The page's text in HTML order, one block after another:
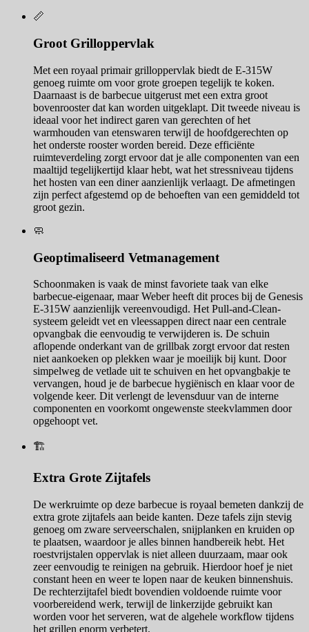
📏
Groot Grilloppervlak
Met een royaal primair grilloppervlak biedt de E-315W
genoeg ruimte om voor grote groepen tegelijk te koken.
Daarnaast is de barbecue uitgerust met een extra groot
bovenrooster dat kan worden uitgeklapt. Dit tweede niveau is
ideaal voor het indirect garen van gerechten of het
warmhouden van etenswaren terwijl de hoofdgerechten op
het onderste rooster worden bereid. Deze efficiënte
ruimteverdeling zorgt ervoor dat je alle componenten van een
maaltijd tegelijkertijd klaar hebt, wat het stressniveau tijdens
het hosten van een diner aanzienlijk verlaagt. De afmetingen
zijn perfect afgestemd op de behoeften van een gemiddeld tot
groot gezin.
🧼
Geoptimaliseerd Vetmanagement
Schoonmaken is vaak de minst favoriete taak van elke
barbecue-eigenaar, maar Weber heeft dit proces bij de Genesis
E-315W aanzienlijk vereenvoudigd. Het Pull-and-Clean-
systeem geleidt vet en vleessappen direct naar een centrale
opvangbak die eenvoudig te verwijderen is. De schuin
aflopende onderkant van de grillbak zorgt ervoor dat resten
niet aankoeken op plekken waar je moeilijk bij kunt. Door
simpelweg de vetlade uit te schuiven en het opvangbakje te
vervangen, houd je de barbecue hygiënisch en klaar voor de
volgende keer. Dit verlengt de levensduur van de interne
componenten en voorkomt ongewenste steekvlammen door
opgehoopt vet.
🏗️
Extra Grote Zijtafels
De werkruimte op deze barbecue is royaal bemeten dankzij de
extra grote zijtafels aan beide kanten. Deze tafels zijn stevig
genoeg om zware serveerschalen, snijplanken en kruiden op
te plaatsen, waardoor je alles binnen handbereik hebt. Het
roestvrijstalen oppervlak is niet alleen duurzaam, maar ook
zeer eenvoudig te reinigen na gebruik. Hierdoor hoef je niet
constant heen en weer te lopen naar de keuken binnenshuis.
De rechterzijtafel biedt bovendien voldoende ruimte voor
voorbereidend werk, terwijl de linkerzijde gebruikt kan
worden voor het serveren, wat de algehele workflow tijdens
het grillen enorm verbetert.